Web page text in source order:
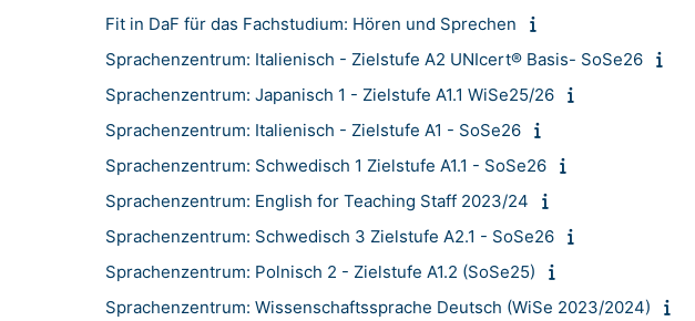
Fit in DaF für das Fachstudium: Hören und Sprechen
Sprachenzentrum: Italienisch - Zielstufe A2 UNIcert® Basis- SoSe26
Sprachenzentrum: Japanisch 1 - Zielstufe A1.1 WiSe25/26
Sprachenzentrum: Italienisch - Zielstufe A1 - SoSe26
Sprachenzentrum: Schwedisch 1 Zielstufe A1.1 - SoSe26
Sprachenzentrum: English for Teaching Staff 2023/24
Sprachenzentrum: Schwedisch 3 Zielstufe A2.1 - SoSe26
Sprachenzentrum: Polnisch 2 - Zielstufe A1.2 (SoSe25)
Sprachenzentrum: Wissenschaftssprache Deutsch (WiSe 2023/2024)